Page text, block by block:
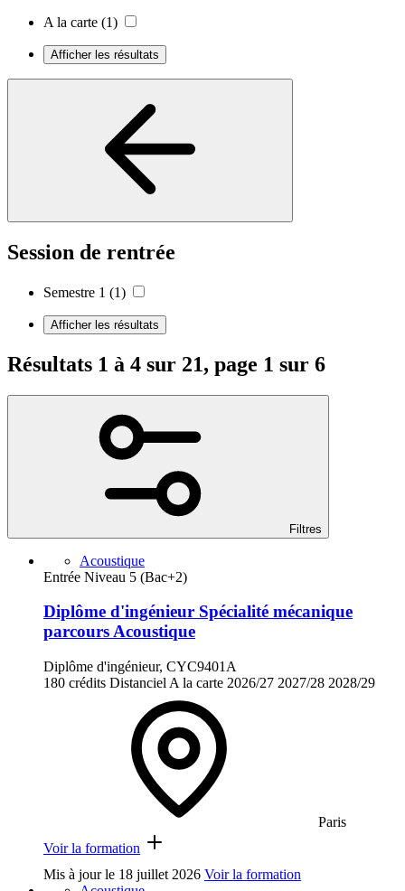
A la carte (1)
Afficher les résultats
Session de rentrée
Semestre 1 (1)
Afficher les résultats
Résultats 1 à 4 sur 21, page 1 sur 6
Filtres
Acoustique
Entrée Niveau 5 (Bac+2)
Diplôme d'ingénieur Spécialité mécanique
parcours Acoustique
Diplôme d'ingénieur, CYC9401A
180 crédits Distanciel A la carte 2026/27 2027/28 2028/29
Paris
Voir la formation
Mis à jour le 18 juillet 2026 Voir la formation